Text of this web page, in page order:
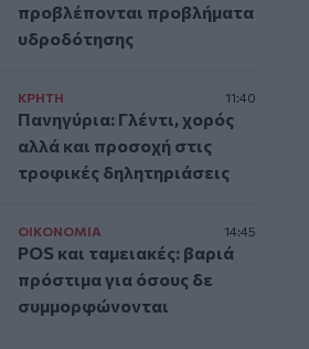
προβλέπονται προβλήματα
υδροδότησης
ΚΡΗΤΗ 11:40
Πανηγύρια: Γλέντι, χορός
αλλά και προσοχή στις
τροφικές δηλητηριάσεις
ΟΙΚΟΝΟΜΙΑ 14:45
POS και ταμειακές: βαριά
πρόστιμα για όσους δε
συμμορφώνονται